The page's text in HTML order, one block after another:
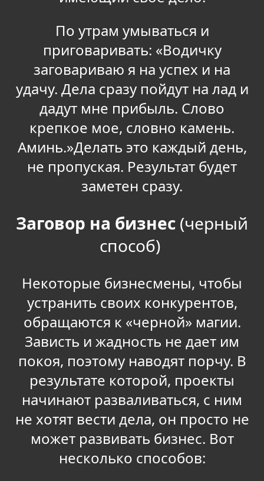
По утрам умываться и
приговаривать: «Водичку
заговариваю я на успех и на
удачу. Дела сразу пойдут на лад и
дадут мне прибыль. Слово
крепкое мое, словно камень.
Аминь.»Делать это каждый день,
не пропуская. Результат будет
заметен сразу.
Заговор на бизнес (черный
способ)
Некоторые бизнесмены, чтобы
устранить своих конкурентов,
обращаются к «черной» магии.
Зависть и жадность не дает им
покоя, поэтому наводят порчу. В
результате которой, проекты
начинают разваливаться, с ним
не хотят вести дела, он просто не
может развивать бизнес. Вот
несколько способов: